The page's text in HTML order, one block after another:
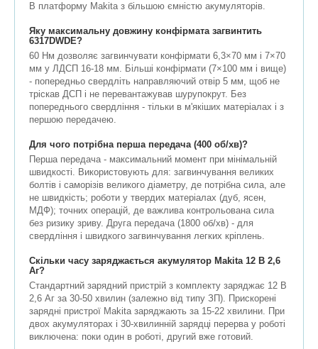
В платформу Makita з більшою ємністю акумуляторів.
Яку максимальну довжину конфірмата загвинтить
6317DWDE?
60 Нм дозволяє загвинчувати конфірмати 6,3×70 мм і 7×70
мм у ЛДСП 16-18 мм. Більші конфірмати (7×100 мм і вище)
- попередньо свердліть направляючий отвір 5 мм, щоб не
тріскав ДСП і не перевантажував шурупокрут. Без
попереднього свердління - тільки в м'якіших матеріалах і з
першою передачею.
Для чого потрібна перша передача (400 об/хв)?
Перша передача - максимальний момент при мінімальній
швидкості. Використовують для: загвинчування великих
болтів і саморізів великого діаметру, де потрібна сила, але
не швидкість; роботи у твердих матеріалах (дуб, ясен,
МДФ); точних операцій, де важлива контрольована сила
без ризику зриву. Друга передача (1800 об/хв) - для
свердління і швидкого загвинчування легких кріплень.
Скільки часу заряджається акумулятор Makita 12 В 2,6
Аг?
Стандартний зарядний пристрій з комплекту заряджає 12 В
2,6 Аг за 30-50 хвилин (залежно від типу ЗП). Прискорені
зарядні пристрої Makita заряджають за 15-22 хвилини. При
двох акумуляторах і 30-хвилинній зарядці перерва у роботі
виключена: поки один в роботі, другий вже готовий.